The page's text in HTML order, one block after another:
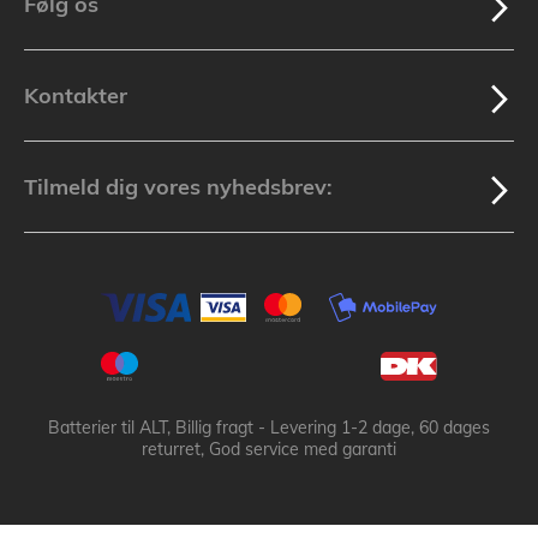
Kontakter
Tilmeld dig vores nyhedsbrev:
Batterier til ALT, Billig fragt - Levering 1-2 dage, 60 dages
returret, God service med garanti